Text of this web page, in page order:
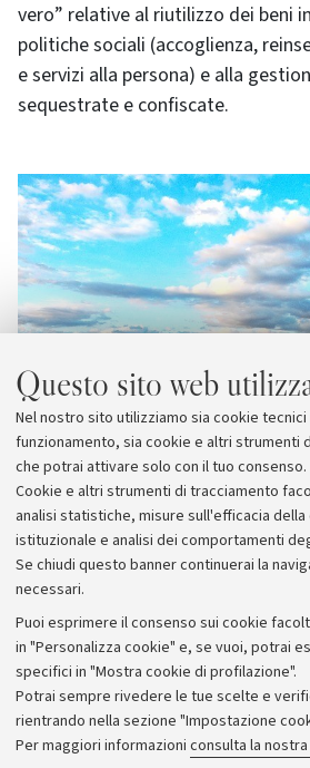
Questo sito web
Nel nostro sito utilizziamo sia cookie
funzionamento, sia cookie e altri strumenti
che potrai attivare solo con il tuo consenso.
Cookie e altri strumenti di tracciamento
analisi statistiche, misure sull'efficacia della
istituzionale e analisi dei comportamenti
Se chiudi questo banner continuerai la
necessari.
Puoi esprimere il consenso sui cookie
in "Personalizza cookie" e, se vuoi, potrai
specifici in "Mostra cookie di profilazione".
Potrai sempre rivedere le tue scelte e
rientrando nella sezione "Impostazione
Per maggiori informazioni consulta la
vero” relative al riutilizzo dei beni
politiche sociali (accoglienza,
e servizi alla persona) e alla
sequestrate e confiscate.
Archivio
Comunicati
Redazione
Rassegna